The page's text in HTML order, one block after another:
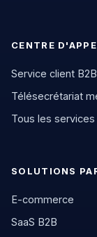
CENTRE
Service client
Télésecrétariat
Tous les services
SOLUTIONS
E-commerce
SaaS B2B